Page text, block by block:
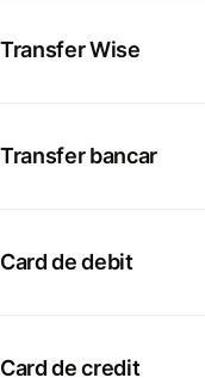
Transfer Wise
Transfer bancar
Card de debit
Card de credit